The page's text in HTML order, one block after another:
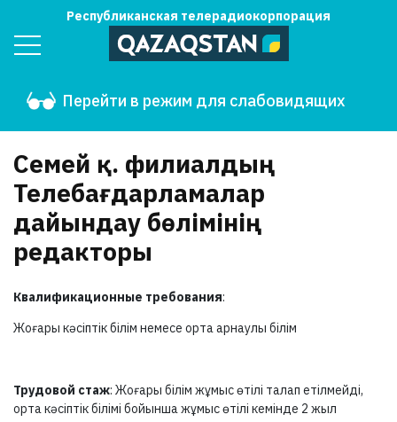
Республиканская телерадиокорпорация
Перейти в режим для слабовидящих
Семей қ. филиалдың
Телебағдарламалар
дайындау бөлімінің
редакторы
Квалификационные требования:
Жоғары кәсіптік білім немесе орта арнаулы білім
Трудовой стаж: Жоғары білім жұмыс өтілі талап етілмейді,
орта кәсіптік білімі бойынша жұмыс өтілі кемінде 2 жыл